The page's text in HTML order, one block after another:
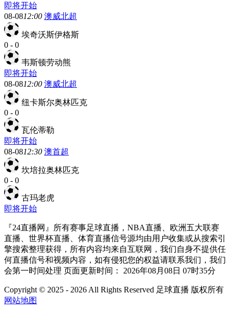
即将开始
08-0812:00 澳威北超
埃奇沃斯伊格斯
0 - 0
韦斯顿劳动熊
即将开始
08-0812:00 澳威北超
纽卡斯尔奥林匹克
0 - 0
瓦伦蒂勒
即将开始
08-0812:30 澳首超
坎培拉奥林匹克
0 - 0
古玛老虎
即将开始
『24直播网』所有赛事足球直播，NBA直播、欧洲五大联赛
直播、世界杯直播、体育直播信号源均由用户收集或从搜索引
擎搜索整理获得，所有内容均来自互联网，我们自身不提供任
何直播信号和视频内容，如有侵犯您的权益请联系我们，我们
会第一时间处理 页面更新时间： 2026年08月08日 07时35分
Copyright © 2025 - 2026 All Rights Reserved 足球直播 版权所有
网站地图